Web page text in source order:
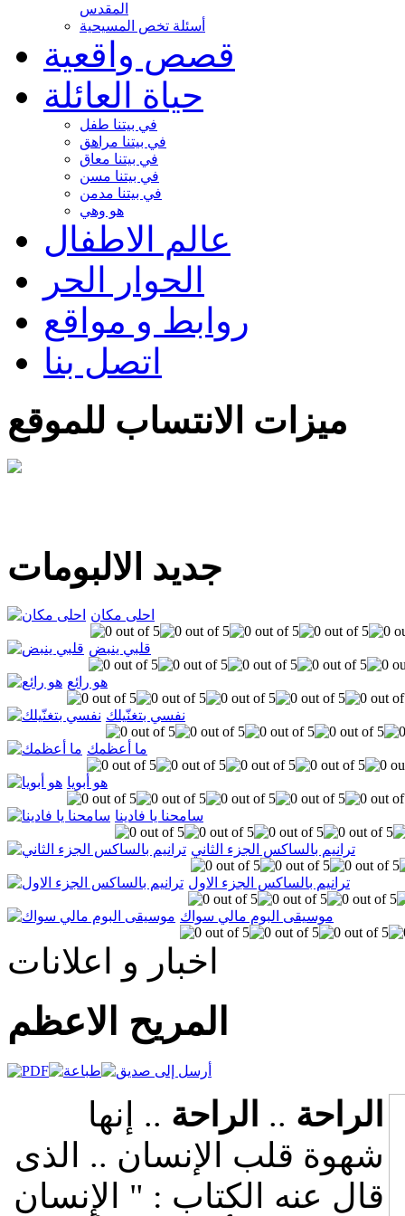
المقدس
أسئلة تخص المسيحية
قصص واقعية
حياة العائلة
في بيتنا طفل
في بيتنا مراهق
في بيتنا معاق
في بيتنا مسن
في بيتنا مدمن
هو وهي
عالم الاطفال
الحوار الحر
روابط و مواقع
اتصل بنا
ميزات الانتساب للموقع
جديد الالبومات
احلى مكان
قلبي ينبض
هو رائع
نفسي بتغنّيلك
ما أعظمك
هو أبويا
سامحنا يا فادينا
ترانيم بالساكس الجزء الثاني
ترانيم بالساكس الجزء الاول
موسيقى البوم مالي سواك
اخبار و اعلانات
المريح الاعظم
الراحة .. الراحة .. إنها
شهوة قلب الإنسان .. الذى
قال عنه الكتاب : " الإنسان